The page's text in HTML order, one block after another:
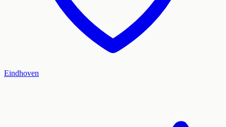
Eindhoven